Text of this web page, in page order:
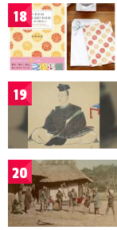
18
19
20